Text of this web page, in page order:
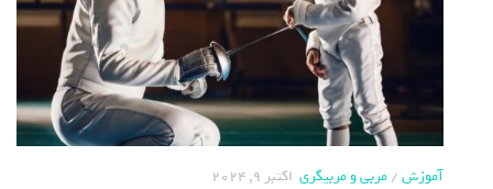
آموزش/مربی و مربیگری اکتبر 9, 2024